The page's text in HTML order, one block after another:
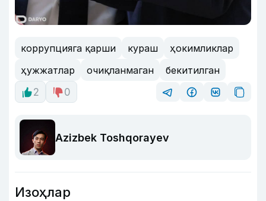
коррупцияга қарши кураш
ҳокимликлар
ҳужжатлар
очиқланмаган
бекитилган
2
0
Azizbek Toshqorayev
Изоҳлар